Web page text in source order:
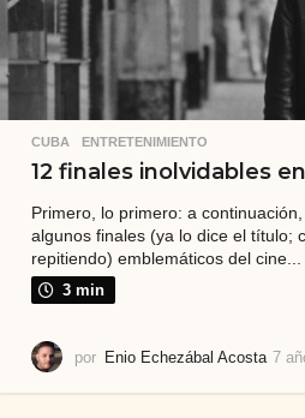
CUBA ,ENTRETENIMIENTO
12 finales inolvidables
Primero, lo primero: a
algunos finales (ya lo dice el título;
repitiendo) emblemáticos del cine...
3 min
por Enio Echezábal Acosta 7